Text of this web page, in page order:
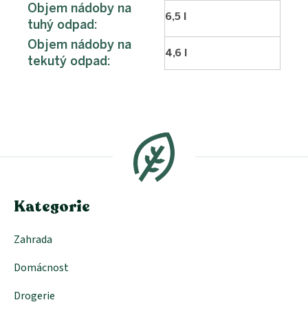
Objem nádoby na
tuhý odpad:
6,5 l
Objem nádoby na
tekutý odpad:
4,6 l
a
Kategorie
Zahrada
Domácnost
Drogerie